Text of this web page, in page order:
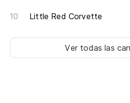
Little Red Corvette
Ver todas las